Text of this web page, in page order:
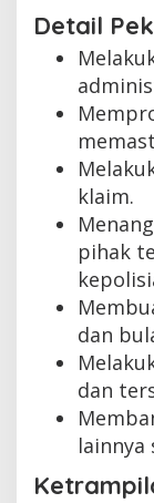
Detail
klaim.
pihak
dan
dan
lainnya